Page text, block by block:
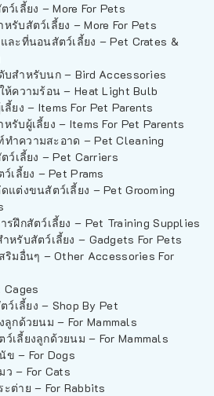
เลี้ยง – More For Pets
รับสัตว์เลี้ยง – More For Pets
ละที่นอนสัตว์เลี้ยง – Pet Crates &
บสำหรับนก – Bird Accessories
ห้ความร้อน – Heat Light Bulb
ลี้ยง – Items For Pet Parents
รับผู้เลี้ยง – Items For Pet Parents
ำความสะอาด – Pet Cleaning
ว์เลี้ยง – Pet Carriers
เลี้ยง – Pet Prams
แต่งขนสัตว์เลี้ยง – Pet Grooming
รฝึกสัตว์เลี้ยง – Pet Training Supplies
ำหรับสัตว์เลี้ยง – Gadgets For Pets
ริมอื่นๆ – Other Accessories For
Cages
ว์เลี้ยง – Shop By Pet
ลูกด้วยนม – For Mammals
ว์เลี้ยงลูกด้วยนม – For Mammals
ข – For Dogs
ว – For Cats
ะต่าย – For Rabbits